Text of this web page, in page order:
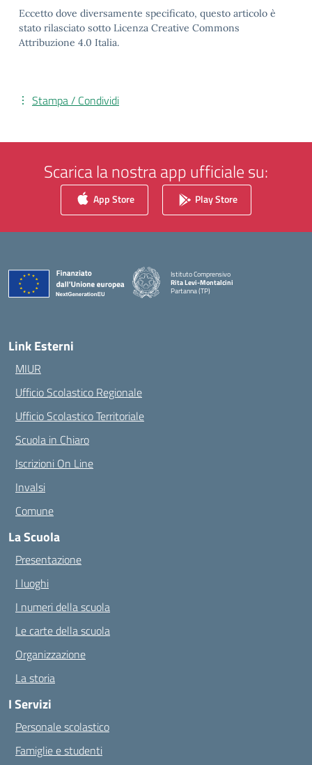
Eccetto dove diversamente specificato, questo articolo è
stato rilasciato sotto Licenza Creative Commons
Attribuzione 4.0 Italia.
Stampa / Condividi
Scarica la nostra app ufficiale su:
App Store Play Store
Istituto Comprensivo
Rita Levi-Montalcini
Partanna (TP)
Link Esterni
MIUR
Ufficio Scolastico Regionale
Ufficio Scolastico Territoriale
Scuola in Chiaro
Iscrizioni On Line
Invalsi
Comune
La Scuola
Presentazione
I luoghi
I numeri della scuola
Le carte della scuola
Organizzazione
La storia
I Servizi
Personale scolastico
Famiglie e studenti